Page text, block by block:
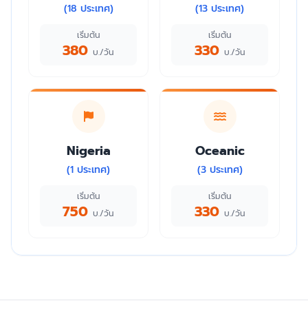
(18 ประเทศ)
เริ่มต้น
380 บ./วัน
(13 ประเทศ)
เริ่มต้น
330 บ./วัน
Nigeria
(1 ประเทศ)
เริ่มต้น
750 บ./วัน
Oceanic
(3 ประเทศ)
เริ่มต้น
330 บ./วัน